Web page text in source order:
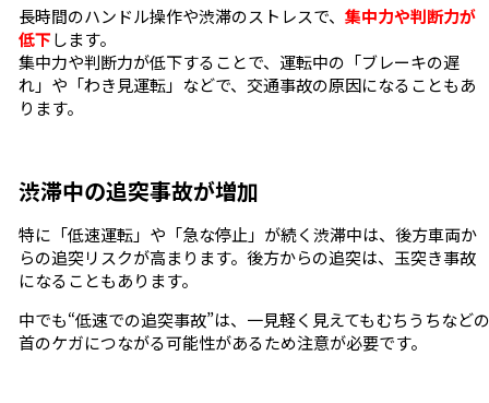
長時間のハンドル操作や渋滞のストレスで、 集中力や判断力が
低下します。
集中力や判断力が低下することで、運転中の「ブレーキの遅
れ」や「わき見運転」などで、交通事故の原因になることもあ
ります。
渋滞中の追突事故が増加
特に「低速運転」や「急な停止」が続く渋滞中は、後方車両か
らの追突リスクが高まります。後方からの追突は、玉突き事故
になることもあります。
中でも“低速での追突事故”は、一見軽く見えてもむちうちなどの
首のケガにつながる可能性があるため注意が必要です。